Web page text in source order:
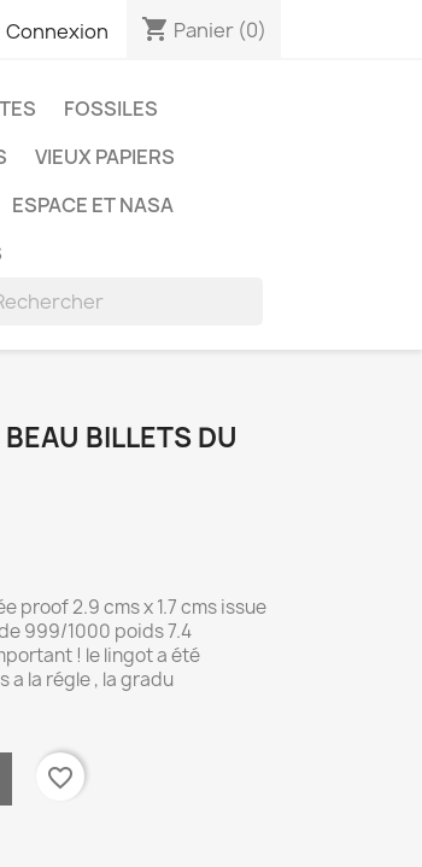
Connexion shopping_cart Panier (0)
FOSSILES
VIEUX PAPIERS
ESPACE ET NASA
BILLETS DU
proof 2.9 cms x 1.7 cms issue
999/1000 poids 7.4
! le lingot a été
a la régle , la gradu
favorite_border